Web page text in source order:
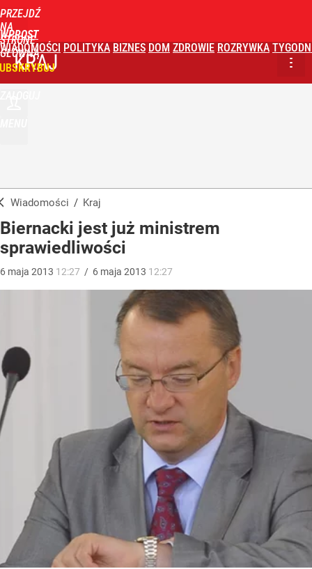
PRZEJDŹ
NA
STRONĘ
GŁÓWNĄ
WPROST
WIADOMOŚCI POLITYKA BIZNES DOM ZDROWIE ROZRYWKA
KRAJ
Wiadomości / Kraj
Biernacki jest już ministrem
sprawiedliwości
6 maja 2013 12:27 / 6 maja 2013 12:27